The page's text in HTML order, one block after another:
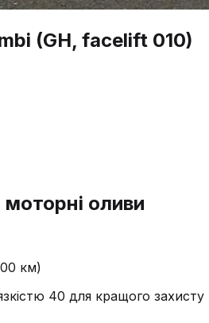
(GH, facelift 010)
оливи
км)
40 для кращого захисту